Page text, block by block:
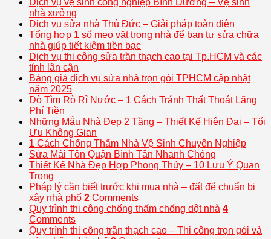
Dịch vụ vệ sinh công nghiệp Bình Dương – Vệ sinh
nhà xưởng
Dịch vụ sửa nhà Thủ Đức – Giải pháp toàn diện
Tổng hợp 1 số mẹo vặt trong nhà để bạn tự sửa chữa
nhà giúp tiết kiệm tiền bạc
Dịch vụ thi công sửa trần thạch cao tại Tp.HCM và các
tỉnh lân cận
Bảng giá dịch vụ sửa nhà trọn gói TPHCM cập nhật
năm 2025
Dò Tìm Rò Rỉ Nước – 1 Cách Tránh Thất Thoát Lãng
Phí Tiền
Những Mẫu Nhà Đẹp 2 Tầng – Thiết Kế Hiện Đại – Tối
Ưu Không Gian
1 Cách Chống Thấm Nhà Vệ Sinh Chuyên Nghiệp
Sửa Mái Tôn Quận Bình Tân Nhanh Chóng
Thiết Kế Nhà Đẹp Hợp Phong Thủy – 10 Lưu Ý Quan
Trọng
Pháp lý cần biết trước khi mua nhà – đất để chuẩn bị
xây nhà phố 2 Comments
Quy trình thi công chống thấm chống dột nhà 4
Comments
Quy trình thi công trần thạch cao – Thi công trọn gói và